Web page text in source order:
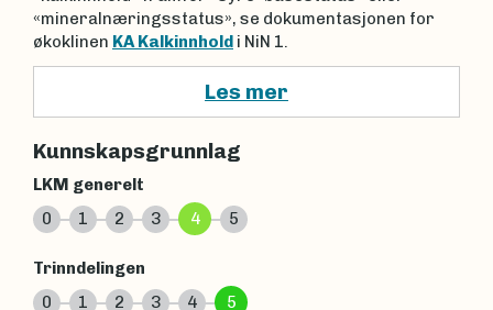
«mineralnæringsstatus», se dokumentasjonen for
økoklinen KA Kalkinnhold i NiN 1.
Les mer
Kunnskapsgrunnlag
LKM generelt
0
1 2 3 4 5
Trinndelingen
0
1 2 3 4 5